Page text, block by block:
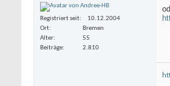
Registriert seit
10.12.2004
Ort
Bremen
Alter
55
Beiträge
2.810